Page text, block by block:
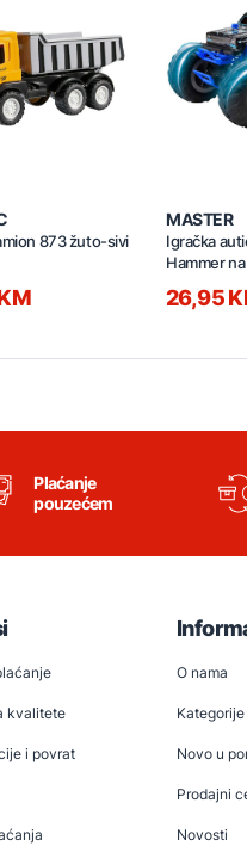
873 žuto-sivi
MASTER
Igračka
Hammer
21790029
26,95
Plaćanje
pouzećem
kvalitete
i povrat
O nama
Kategorije
Novo u
Prodajni
Novosti